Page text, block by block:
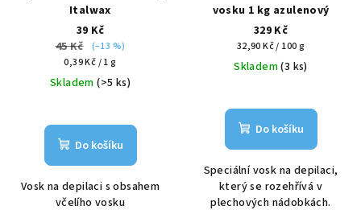
Italwax
39 Kč
45 Kč
(–13 %)
Měrná
cena:
0,39 Kč / 1 g
Skladem(>5 ks)
Do košíku
Vosk na depilaci s obsahem
včelího vosku
vosku 1 kg azulenový
329 Kč
Měrná
cena:
32,90 Kč / 100 g
Skladem(3 ks)
Do košíku
Speciální vosk na depilaci,
který se rozehřívá v
plechových nádobkách.